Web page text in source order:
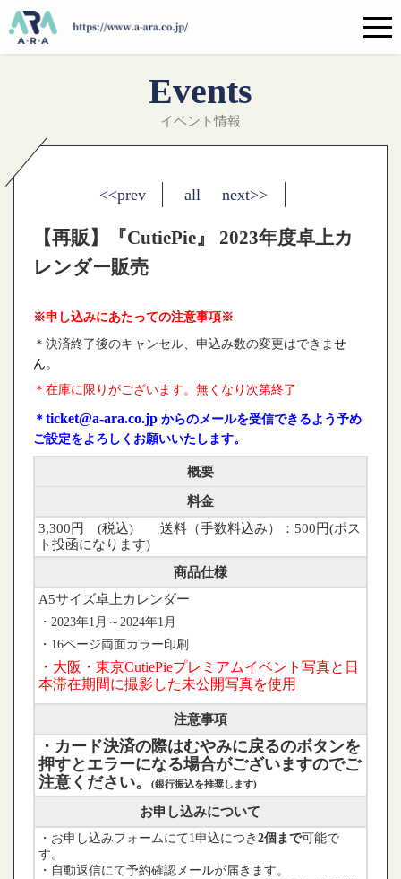
Events
イベント情報
<<prev all next>>
【再販】『CutiePie』 2023年度卓上カ
レンダー販売
※申し込みにあたっての注意事項※
＊決済終了後のキャンセル、申込み数の変更はできま せ
ん。
＊在庫に限りがございます。無くなり次第終了
＊ ticket@a-ara.co.jp からのメールを受信できるよう予め
ご設定をよろしくお願いいたします。
概要
料金
3,300円 (税込) 送料（手数料込み）：500円(ポス
ト投函になります)
商品仕様
A5サイズ卓上カレンダー
・2023年1月～2024年1月
・16ページ両面カラー印刷
・大阪・東京CutiePieプレミアムイベント写真と日
本滞在期間に撮影した未公開写真を使用
注意事項
・カード決済の際はむやみに戻るのボタンを
押すとエラーになる場合がございますのでご
注意ください。
(銀行振込を推奨します)
お申し込みについて
・お申し込みフォームにて1申込につき 2個まで可能で
す。
・自動返信にて予約確認メールが届きます。